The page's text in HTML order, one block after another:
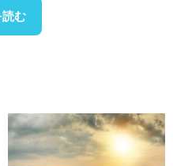
圧力も高まっています。
は、専門的な運営、強力
しています。以下の表
ます。
フランチャイズ
チェーン
む